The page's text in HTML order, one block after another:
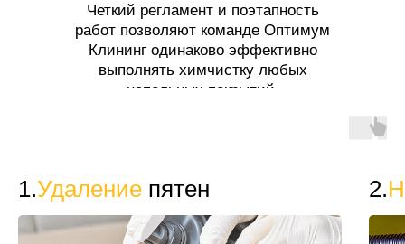
Четкий регламент и поэтапность
работ позволяют команде Оптимум
Клининг одинаково эффективно
выполнять химчистку любых
напольных покрытий.
1.Удаление пятен 2.